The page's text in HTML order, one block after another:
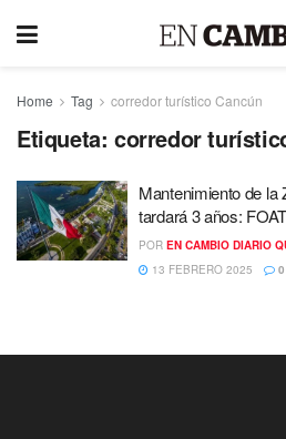
Home Tag corredor turístico Cancún
Etiqueta: corredor
Mantenimiento de la
tardará 3 años:
POR EN CAMBIO DIARIO
13 FEBRERO 2025
0